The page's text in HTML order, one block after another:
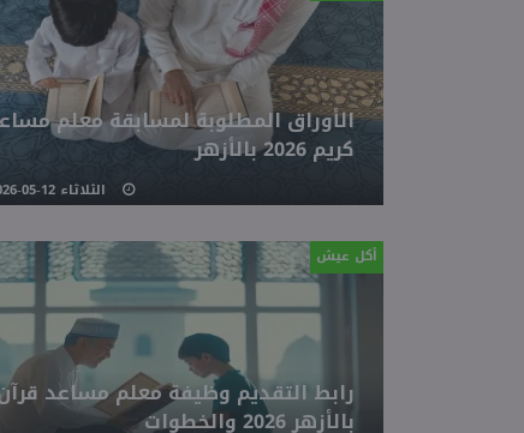
الأوراق المطلوبة لمسابقة معلم
كريم 2026 بالأزهر
الثلاثاء 12-05-2026 05:21 مـ
أكل عيش
رابط التقديم وظيفة معلم مساعد
بالأزهر 2026 والخطوات